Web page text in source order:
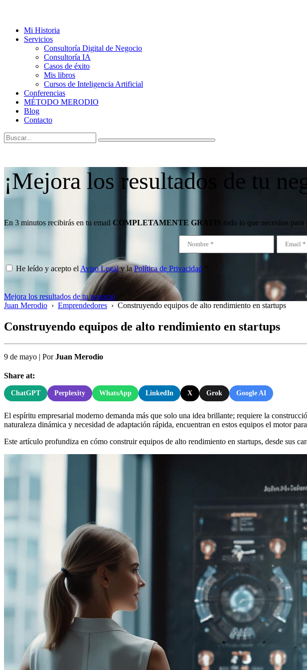
Mi Historia
Servicios
Consultoría Digital de Negocio
Consultoría IA
Casos de éxito
Mis libros
Cursos de Inteligencia Artificial
Conferencias
MÉTODO MERODIO
Blog
Contacto
¡Mejora los resultados de tu
En 3 minutos recibirás en tu email COMPLETAMENTE GRATIS todo lo que necesitas para
He leído y acepto el Aviso Legaly laPolítica de Privacidad
Mejora los resultados de tu negocio
Juan Merodio › Emprendedores › Construyendo equipos de alto rendimiento en startups
Construyendo equipos de alto rendimiento en startups
9 de mayo | PorJuan Merodio
Share at:
ChatGPT Perplexity WhatsApp LinkedIn X Grok Google AI
El espíritu empresarial moderno demanda más que solo una idea brillante; requiere la
naturaleza dinámica y necesidad de adaptación rápida, encuentran en estos equipos el motor
Este artículo profundiza en cómo construir equipos de alto rendimiento en startups, desde sus